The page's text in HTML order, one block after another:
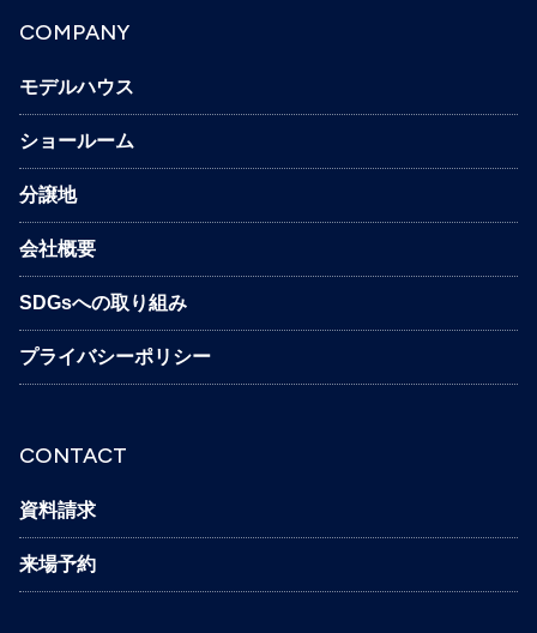
COMPANY
モデルハウス
ショールーム
分譲地
会社概要
SDGsへの取り組み
プライバシーポリシー
CONTACT
資料請求
来場予約